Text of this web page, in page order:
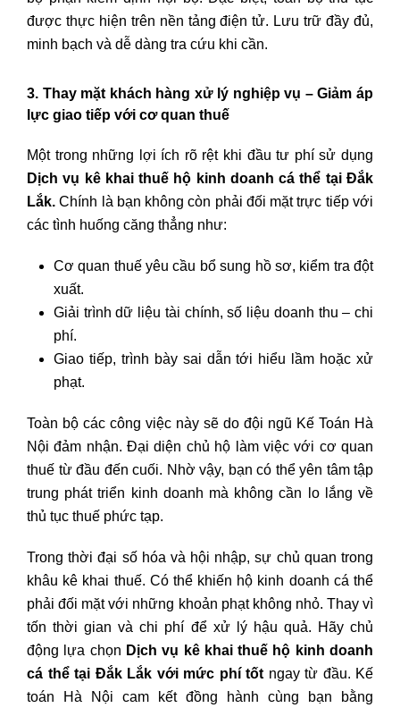
được thực hiện trên nền tảng điện tử. Lưu trữ đầy đủ,
minh bạch và dễ dàng tra cứu khi cần.
3. Thay mặt khách hàng xử lý nghiệp vụ – Giảm áp
lực giao tiếp với cơ quan thuế
Một trong những lợi ích rõ rệt khi đầu tư phí sử dụng
Dịch vụ kê khai thuế hộ kinh doanh cá thể tại Đắk
Lắk.Chính là bạn không còn phải đối mặt trực tiếp với
các tình huống căng thẳng như:
Cơ quan thuế yêu cầu bổ sung hồ sơ, kiểm tra đột
xuất.
Giải trình dữ liệu tài chính, số liệu doanh thu – chi
phí.
Giao tiếp, trình bày sai dẫn tới hiểu lầm hoặc xử
phạt.
Toàn bộ các công việc này sẽ do đội ngũ Kế Toán Hà
Nội đảm nhận. Đại diện chủ hộ làm việc với cơ quan
thuế từ đầu đến cuối. Nhờ vậy, bạn có thể yên tâm tập
trung phát triển kinh doanh mà không cần lo lắng về
thủ tục thuế phức tạp.
Trong thời đại số hóa và hội nhập, sự chủ quan trong
khâu kê khai thuế. Có thể khiến hộ kinh doanh cá thể
phải đối mặt với những khoản phạt không nhỏ. Thay vì
tốn thời gian và chi phí để xử lý hậu quả. Hãy chủ
động lựa chọn Dịch vụ kê khai thuế hộ kinh doanh
cá thể tại Đắk Lắk với mức phí tốt ngay từ đầu. Kế
toán Hà Nội cam kết đồng hành cùng bạn bằng